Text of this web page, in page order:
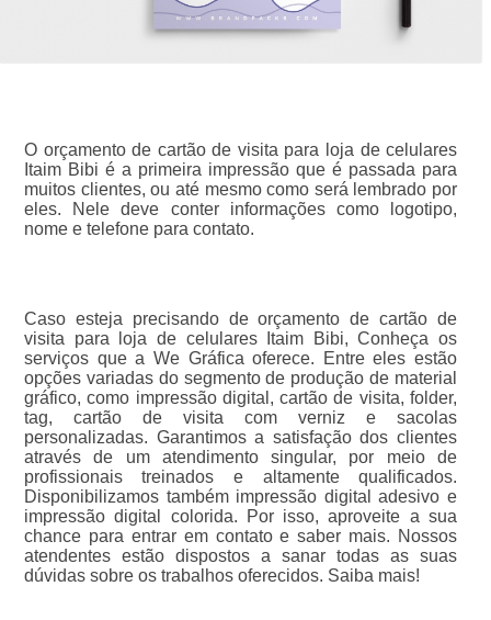
O orçamento de cartão de visita para loja de celulares
Itaim Bibi é a primeira impressão que é passada para
muitos clientes, ou até mesmo como será lembrado por
eles. Nele deve conter informações como logotipo,
nome e telefone para contato.
Caso esteja precisando de orçamento de cartão de
visita para loja de celulares Itaim Bibi, Conheça os
serviços que a We Gráfica oferece. Entre eles estão
opções variadas do segmento de produção de material
gráfico, como impressão digital, cartão de visita, folder,
tag, cartão de visita com verniz e sacolas
personalizadas. Garantimos a satisfação dos clientes
através de um atendimento singular, por meio de
profissionais treinados e altamente qualificados.
Disponibilizamos também impressão digital adesivo e
impressão digital colorida. Por isso, aproveite a sua
chance para entrar em contato e saber mais. Nossos
atendentes estão dispostos a sanar todas as suas
dúvidas sobre os trabalhos oferecidos. Saiba mais!